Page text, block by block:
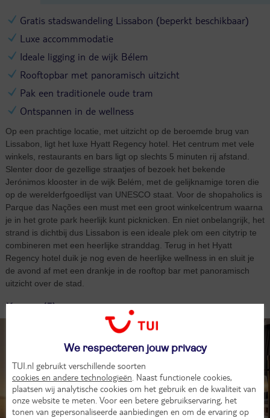
Gratis stadswandeling Lissabon (beperkt beschikbaar)
Luxe accommmodatie
Ideale ligging in de wijk Bélem
Rooftopbar met panoramisch uitzicht
Pak een traditionele oude tram
Ontspannen in de wellness
Op een prachtige locatie, met uitzicht op de beroemde brug van
Lissabon, ligt het luxe Hyatt Regency hotel. Het centrum met vele
winkels, restaurants en bars ligt op slechts 5 minuten rij afstand.
Slenter door de gezellige straatjes of bezoek het bekende
Jerónimos klooster in de wijk Belém, met de gelijknamige toren die
op de werelderfgoedlijst van UNESCO staat. Voor de shopaholics is
Parque das Nações een must met een groot winkelcentrum waarna
je in het grote park heerlijk kunt picknicken. En niet onbelangrijk, het
strand is dichtbij dus Lissabon is een ideale plek om een citytrip te
combineren met een heerlijke stranddag. Terug in het Hyatt
Regency hotel duik je nog even de heerlijke wellness in en sluit je
de avond af met een drankje in de rooftop bar met panoramisch
uitzicht over de stad.
Kamers (5)
We respecteren jouw privacy
TUI.nl gebruikt verschillende soorten
cookies en andere technologieën . Naast functionele cookies,
plaatsen wij analytische cookies om het gebruik en de kwaliteit van
onze website te meten. Voor een betere gebruikservaring, het
tonen van gepersonaliseerde aanbiedingen en om de ervaring op